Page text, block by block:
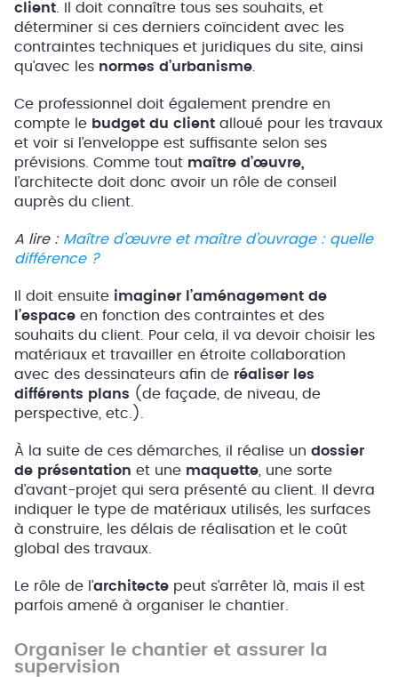
client . Il doit connaître tous ses souhaits, et
déterminer si ces derniers coïncident avec les
contraintes techniques et juridiques du site, ainsi
qu’avec les normes d’urbanisme
Ce professionnel doit également prendre en
compte le budget du client alloué pour les travaux
et voir si l’enveloppe est suffisante selon ses
prévisions. Comme tout maître d’œuvre,
l’architecte doit donc avoir un rôle de conseil
auprès du client.
A lire : Maître d’œuvre et maître d’ouvrage : quelle
différence ?
Il doit ensuite imaginer l’aménagement de
l’espace en fonction des contraintes et des
souhaits du client. Pour cela, il va devoir choisir les
matériaux et travailler en étroite collaboration
avec des dessinateurs afin de réaliser les
différents plans (de façade, de niveau, de
perspective, etc.).
À la suite de ces démarches, il réalise un dossier
de présentation et une maquette , une sorte
d’avant-projet qui sera présenté au client. Il devra
indiquer le type de matériaux utilisés, les surfaces
à construire, les délais de réalisation et le coût
global des travaux.
Le rôle de l’architecte peut s’arrêter là, mais il est
parfois amené à organiser le chantier.
Organiser le chantier et assurer la
supervision